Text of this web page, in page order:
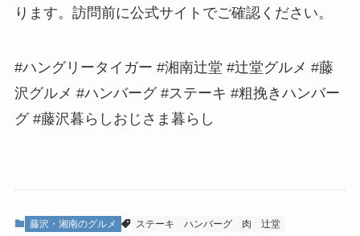
ります。訪問前に公式サイトでご確認ください。
#ハングリータイガー #湘南辻堂 #辻堂グルメ #藤
沢グルメ #ハンバーグ #ステーキ #粗挽きハンバー
グ #藤沢暮らしおじさま暮らし
藤沢・湘南のグルメ ステーキ ハンバーグ 肉 辻堂